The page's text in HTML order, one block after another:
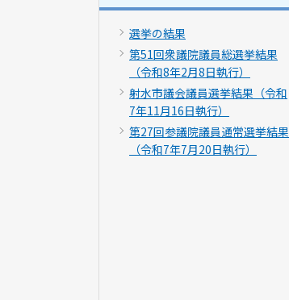
選挙の結果
第51回衆議院議員総選挙結果
（令和8年2月8日執行）
射水市議会議員選挙結果（令和
7年11月16日執行）
第27回参議院議員通常選挙結果
（令和7年7月20日執行）